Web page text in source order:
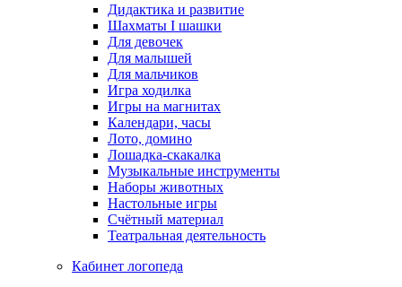
Дидактика и развитие
Шахматы I шашки
Для девочек
Для малышей
Для мальчиков
Игра ходилка
Игры на магнитах
Календари, часы
Лото, домино
Лошадка-скакалка
Музыкальные инструменты
Наборы животных
Настольные игры
Счётный материал
Театральная деятельность
Кабинет логопеда